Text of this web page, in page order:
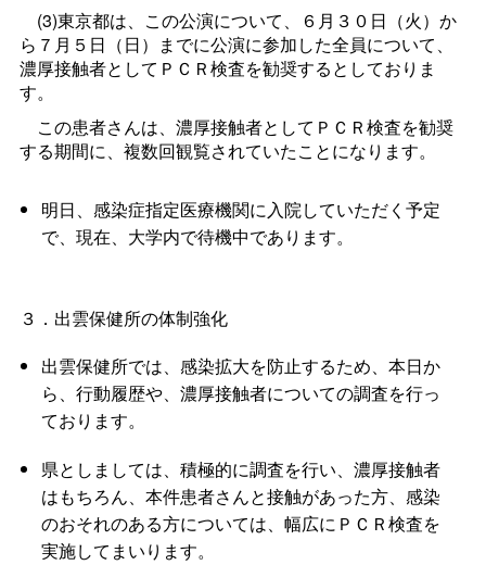
(3)東京都は、この公演について、６月３０日（火）か
ら７月５日（日）までに公演に参加した全員について、
濃厚接触者としてＰＣＲ検査を勧奨するとしておりま
す。
この患者さんは、濃厚接触者としてＰＣＲ検査を勧奨
する期間に、複数回観覧されていたことになります。
明日、感染症指定医療機関に入院していただく予定
で、現在、大学内で待機中であります。
３．出雲保健所の体制強化
出雲保健所では、感染拡大を防止するため、本日か
ら、行動履歴や、濃厚接触者についての調査を行っ
ております。
県としましては、積極的に調査を行い、濃厚接触者
はもちろん、本件患者さんと接触があった方、感染
のおそれのある方については、幅広にＰＣＲ検査を
実施してまいります。